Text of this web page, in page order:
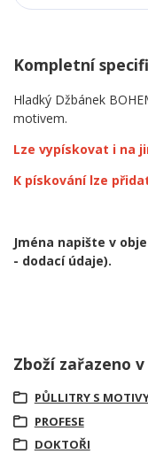
Kompletní
Hladký Džbánek
motivem.
Lze vypískovat i na
K pískování lze
Jména napište v
- dodací údaje).
Zboží zařazeno
PŮLLITRY S
PROFESE
DOKTOŘI